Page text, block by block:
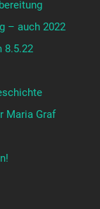
– auch 2022
8.5.22
Maria Graf